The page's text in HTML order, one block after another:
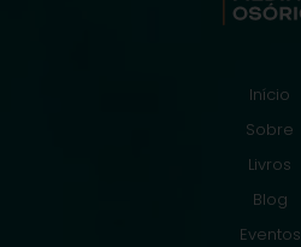
Início
Sobre
Livros
Blog
Eventos